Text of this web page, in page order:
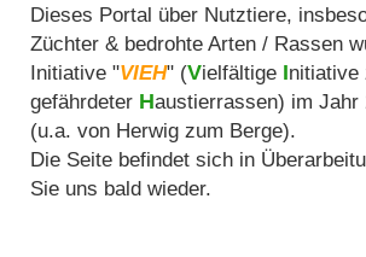
Dieses Portal über Nutztiere,
Züchter & bedrohte Arten / Rassen
Initiative "VIEH" (Vielfältige Initiative
gefährdeter Haustierrassen) im Jahr
(u.a. von Herwig zum Berge).
Die Seite befindet sich in
Sie uns bald wieder.